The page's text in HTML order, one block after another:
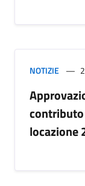
NOTIZIE
contributo
locazione